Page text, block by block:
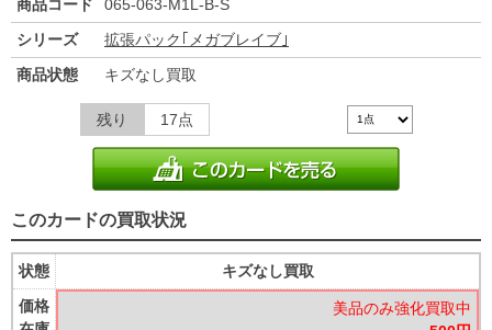
商品コード
065-063-M1L-B-S
シリーズ
拡張パック｢メガブレイブ｣
商品状態
キズなし買取
残り 17点
このカードの買取状況
状態
価格
キズなし買取
美品のみ強化買取中